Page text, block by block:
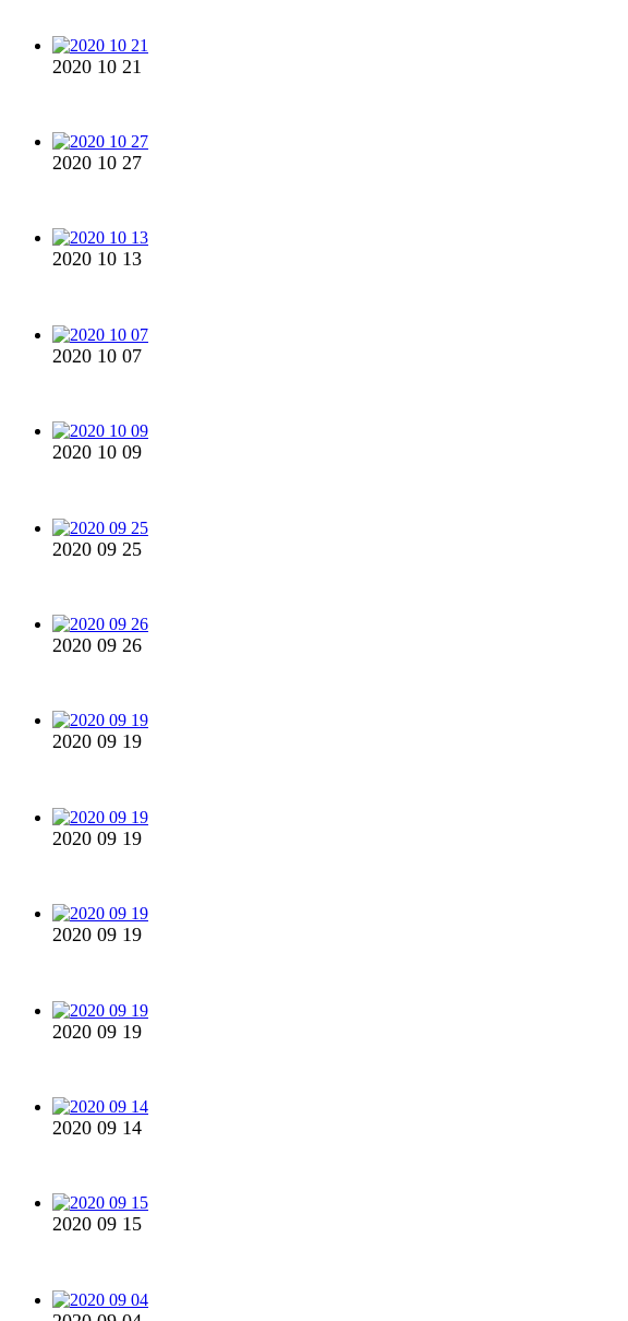
2020 10 21
2020 10 27
2020 10 13
2020 10 07
2020 10 09
2020 09 25
2020 09 26
2020 09 19
2020 09 19
2020 09 19
2020 09 19
2020 09 14
2020 09 15